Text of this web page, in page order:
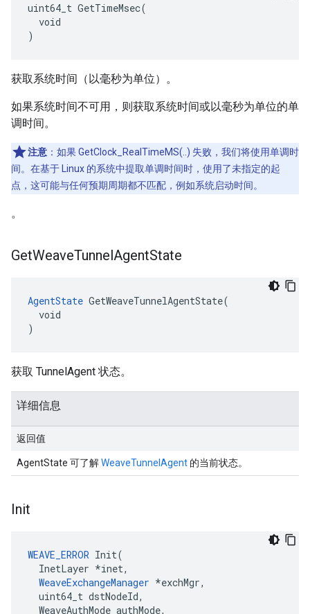
uint64_t GetTimeMsec(
  void
)
获取系统时间（以毫秒为单位）。
如果系统时间不可用，则获取系统时间或以毫秒为单位的单
调时间。
注意 ：如果 GetClock_RealTimeMS(..) 失败，我们将使用单调时
间。在基于 Linux 的系统中提取单调时间时，使用了未指定的起
点，这可能与任何预期周期都不匹配，例如系统启动时间。
。
GetWeaveTunnelAgentState
AgentState GetWeaveTunnelAgentState(
  void
)
获取 TunnelAgent 状态。
详细信息
返回值
AgentState 可了解WeaveTunnelAgent 的当前状态。
Init
WEAVE_ERROR Init(
InetLayer *inet,
WeaveExchangeManager *exchMgr,
uint64_t dstNodeId,
WeaveAuthMode authMode,